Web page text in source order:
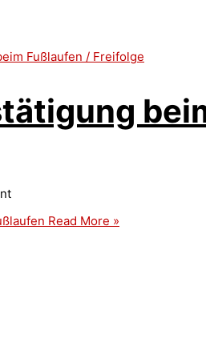
Read More »